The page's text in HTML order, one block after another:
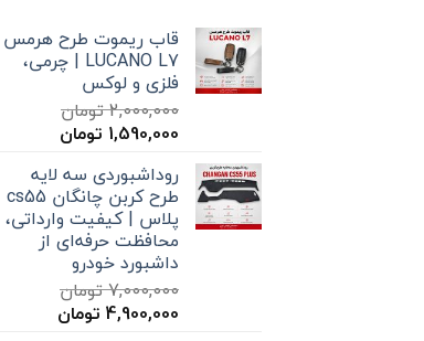
قاب ریموت طرح هرمس
LUCANO L7 | چرمی،
فلزی و لوکس
2,000,000تومان
قیمت
2,000,000 تومان
بود.
1,590,000 تومان
است.
روداشبوردی سه‌ لایه
طرح کربن چانگان cs55
پلاس | کیفیت وارداتی،
محافظت حرفه‌ای از
داشبورد خودرو
7,000,000تومان
قیمت
4,900,000 تومان